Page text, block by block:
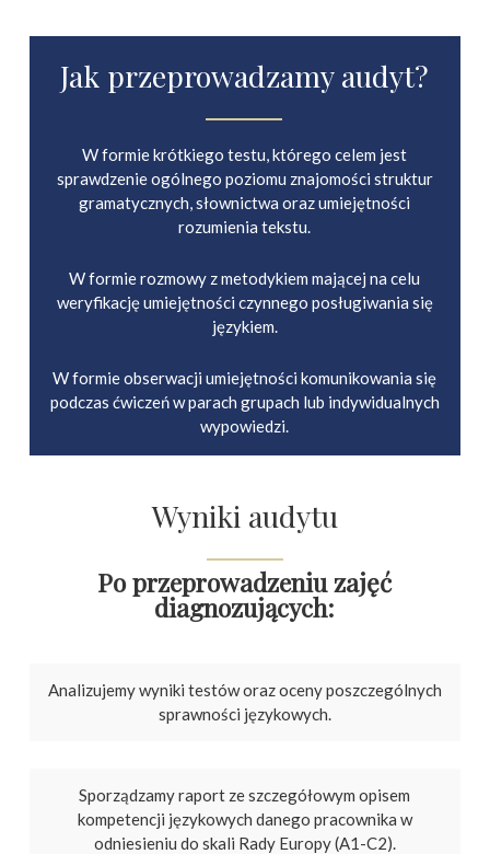
Jak przeprowadzamy audyt?
W formie krótkiego testu, którego celem jest
sprawdzenie ogólnego poziomu znajomości struktur
gramatycznych, słownictwa oraz umiejętności
rozumienia tekstu.
W formie rozmowy z metodykiem mającej na celu
weryfikację umiejętności czynnego posługiwania się
językiem.
W formie obserwacji umiejętności komunikowania się
podczas ćwiczeń w parach grupach lub indywidualnych
wypowiedzi.
Wyniki audytu
Po przeprowadzeniu zajęć
diagnozujących:
Analizujemy wyniki testów oraz oceny poszczególnych
sprawności językowych.
Sporządzamy raport ze szczegółowym opisem
kompetencji językowych danego pracownika w
odniesieniu do skali Rady Europy (A1-C2).